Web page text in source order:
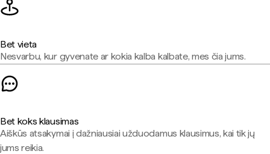
Bet vieta
Nesvarbu, kur gyvenate ar kokia kalba kalbate, mes čia jums.
Bet koks klausimas
Aiškūs atsakymai į dažniausiai užduodamus klausimus, kai tik jų
jums reikia.